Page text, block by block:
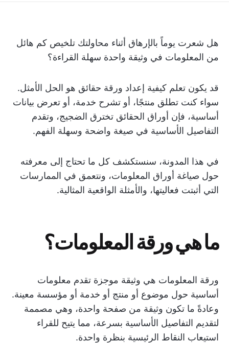
هل شعرت يوماً بالإرهاق أثناء محاولتك تلخيص كم هائل
من المعلومات في وثيقة واحدة سهلة القراءة؟
قد يكون تعلم كيفية إعداد ورقة حقائق هو الحل الأمثل.
سواء كنت تطلق منتجًا، أو تشرح خدمة، أو تعرض بيانات
أساسية، فإن أوراق الحقائق تخترق الضجيج، وتقدم
التفاصيل الأساسية في صيغة واضحة وسهلة الفهم.
في هذا المدونة، سنستكشف كل ما تحتاج إلى معرفته
حول صياغة أوراق المعلومات، ونتعمق في الممارسات
التي أثبتت فعاليتها، والأمثلة الواقعية المثالية.
ما هي ورقة المعلومات؟
ورقة المعلومات هي وثيقة موجزة تقدم معلومات
أساسية حول موضوع أو منتج أو خدمة أو مؤسسة معينة.
وعادةً ما تكون وثيقة من صفحة واحدة، وهي مصممة
لتقديم التفاصيل الأساسية بسرعة، مما يتيح للقراء
استيعاب النقاط الرئيسية بنظرة واحدة.